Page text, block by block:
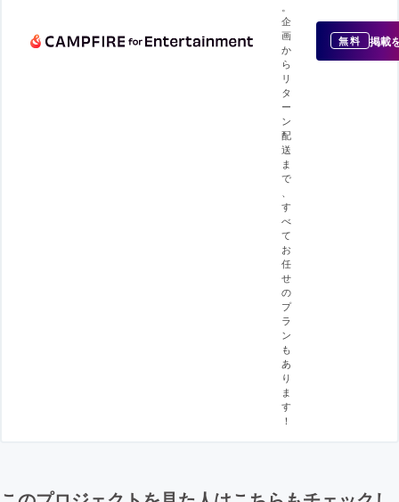
企
画
か
ら
リ
タ
ー
ン
配
送
ま
で
す
べ
て
お
任
せ
の
プ
ラ
ン
も
あ
り
ま
す
！
無料 掲載